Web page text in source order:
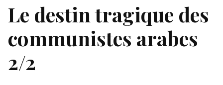
Le destin tragique des
communistes arabes
2/2